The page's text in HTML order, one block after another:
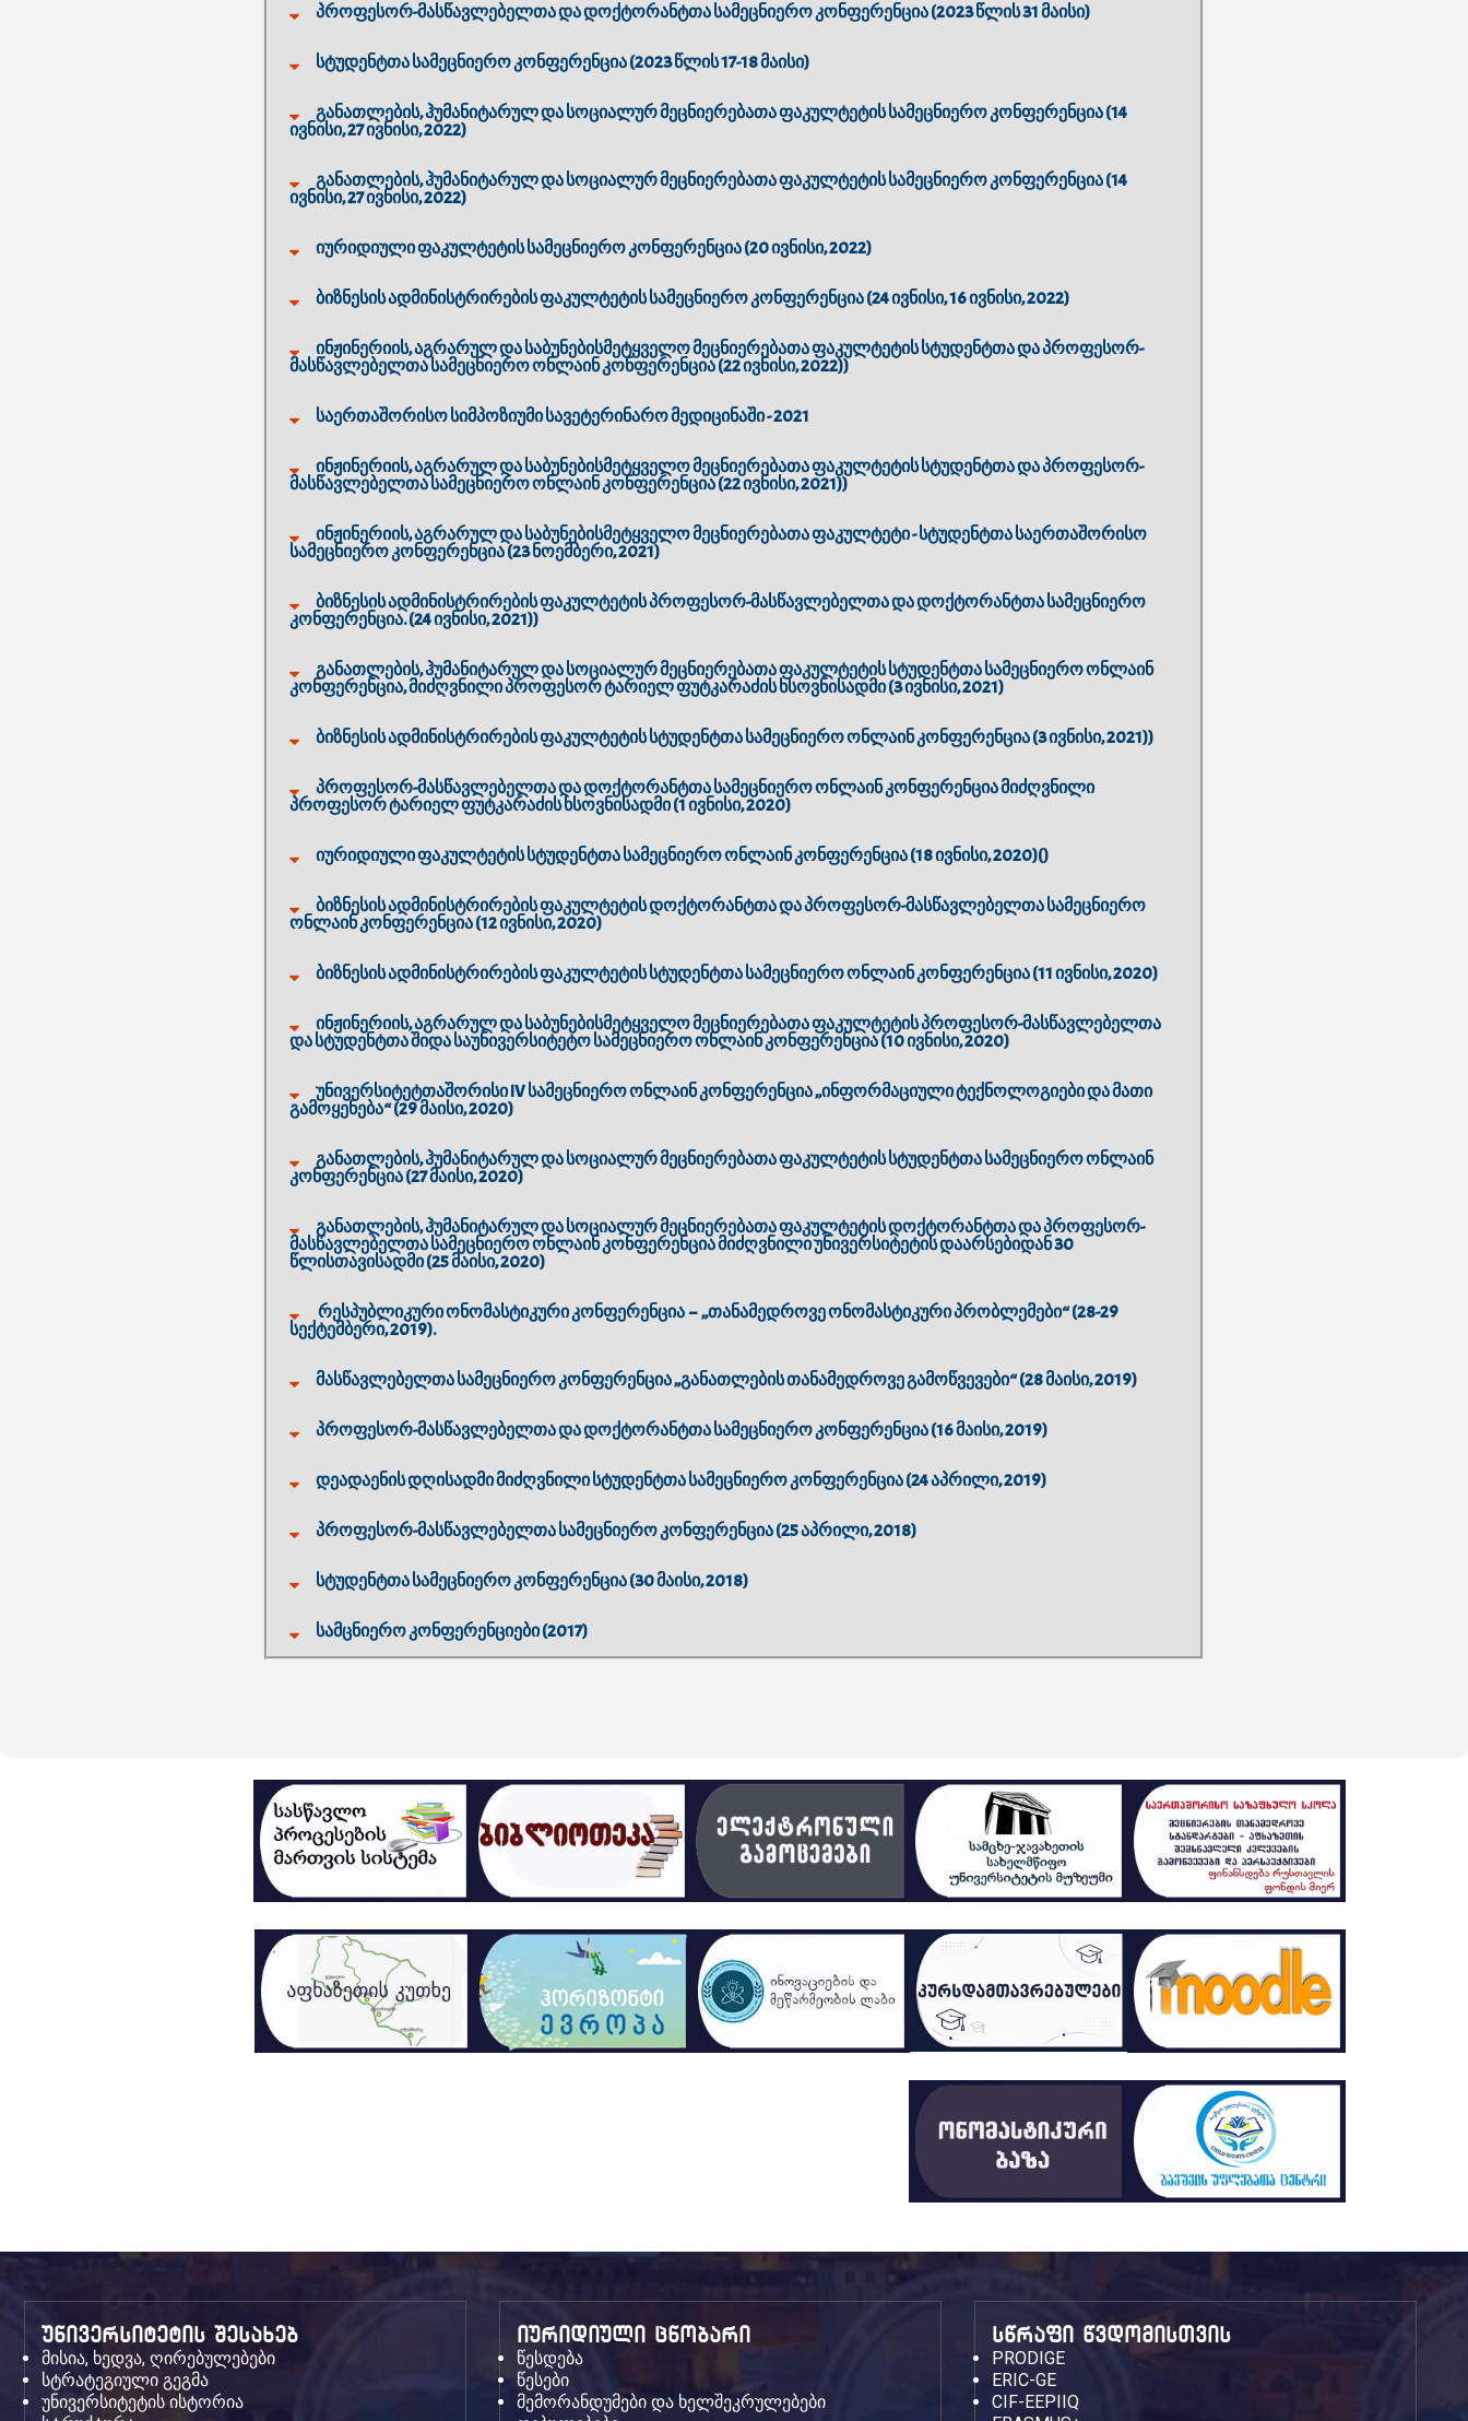
პროფესორ-მასწავლებელთა და დოქტორანტთა სამეცნიერო კონფერენცია (2023 წლის 31 მაისი)
სტუდენტთა სამეცნიერო კონფერენცია (2023 წლის 17-18 მაისი)
განათლების, ჰუმანიტარულ და სოციალურ მეცნიერებათა ფაკულტეტის სამეცნიერო კონფერენცია (14
ივნისი, 27 ივნისი, 2022)
განათლების, ჰუმანიტარულ და სოციალურ მეცნიერებათა ფაკულტეტის სამეცნიერო კონფერენცია (14
ივნისი, 27 ივნისი, 2022)
იურიდიული ფაკულტეტის სამეცნიერო კონფერენცია (20 ივნისი, 2022)
ბიზნესის ადმინისტრირების ფაკულტეტის სამეცნიერო კონფერენცია (24 ივნისი, 16 ივნისი, 2022)
ინჟინერიის, აგრარულ და საბუნებისმეტყველო მეცნიერებათა ფაკულტეტის სტუდენტთა და პროფესორ-
მასწავლებელთა სამეცნიერო ონლაინ კონფერენცია (22 ივნისი, 2022))
საერთაშორისო სიმპოზიუმი სავეტერინარო მედიცინაში - 2021
ინჟინერიის, აგრარულ და საბუნებისმეტყველო მეცნიერებათა ფაკულტეტის სტუდენტთა და პროფესორ-
მასწავლებელთა სამეცნიერო ონლაინ კონფერენცია (22 ივნისი, 2021))
ინჟინერიის, აგრარულ და საბუნებისმეტყველო მეცნიერებათა ფაკულტეტი - სტუდენტთა საერთაშორისო
სამეცნიერო კონფერენცია (23 ნოემბერი, 2021)
ბიზნესის ადმინისტრირების ფაკულტეტის პროფესორ-მასწავლებელთა და დოქტორანტთა სამეცნიერო
კონფერენცია. (24 ივნისი, 2021))
განათლების, ჰუმანიტარულ და სოციალურ მეცნიერებათა ფაკულტეტის სტუდენტთა სამეცნიერო ონლაინ
კონფერენცია, მიძღვნილი პროფესორ ტარიელ ფუტკარაძის ხსოვნისადმი (3 ივნისი, 2021)
ბიზნესის ადმინისტრირების ფაკულტეტის სტუდენტთა სამეცნიერო ონლაინ კონფერენცია (3 ივნისი, 2021))
პროფესორ-მასწავლებელთა და დოქტორანტთა სამეცნიერო ონლაინ კონფერენცია მიძღვნილი
პროფესორ ტარიელ ფუტკარაძის ხსოვნისადმი (1 ივნისი, 2020)
იურიდიული ფაკულტეტის სტუდენტთა სამეცნიერო ონლაინ კონფერენცია (18 ივნისი, 2020)()
ბიზნესის ადმინისტრირების ფაკულტეტის დოქტორანტთა და პროფესორ-მასწავლებელთა სამეცნიერო
ონლაინ კონფერენცია (12 ივნისი, 2020)
ბიზნესის ადმინისტრირების ფაკულტეტის სტუდენტთა სამეცნიერო ონლაინ კონფერენცია (11 ივნისი, 2020)
ინჟინერიის, აგრარულ და საბუნებისმეტყველო მეცნიერებათა ფაკულტეტის პროფესორ-მასწავლებელთა
და სტუდენტთა შიდა საუნივერსიტეტო სამეცნიერო ონლაინ კონფერენცია (10 ივნისი, 2020)
უნივერსიტეტთაშორისი IV სამეცნიერო ონლაინ კონფერენცია „ინფორმაციული ტექნოლოგიები და მათი
გამოყენება“ (29 მაისი, 2020)
განათლების, ჰუმანიტარულ და სოციალურ მეცნიერებათა ფაკულტეტის სტუდენტთა სამეცნიერო ონლაინ
კონფერენცია (27 მაისი, 2020)
განათლების, ჰუმანიტარულ და სოციალურ მეცნიერებათა ფაკულტეტის დოქტორანტთა და პროფესორ-
მასწავლებელთა სამეცნიერო ონლაინ კონფერენცია მიძღვნილი უნივერსიტეტის დაარსებიდან 30
წლისთავისადმი (25 მაისი, 2020)
რესპუბლიკური ონომასტიკური კონფერენცია – „თანამედროვე ონომასტიკური პრობლემები“ (28-29
სექტემბერი, 2019).
მასწავლებელთა სამეცნიერო კონფერენცია „განათლების თანამედროვე გამოწვევები“ (28 მაისი, 2019)
პროფესორ-მასწავლებელთა და დოქტორანტთა სამეცნიერო კონფერენცია (16 მაისი, 2019)
დეადაენის დღისადმი მიძღვნილი სტუდენტთა სამეცნიერო კონფერენცია (24 აპრილი, 2019)
პროფესორ-მასწავლებელთა სამეცნიერო კონფერენცია (25 აპრილი, 2018)
სტუდენტთა სამეცნიერო კონფერენცია (30 მაისი, 2018)
სამცნიერო კონფერენციები (2017)
უნივერსიტეტის შესახებ
მისია, ხედვა, ღირებულებები
სტრატეგიული გეგმა
უნივერსიტეტის ისტორია
იურიდიული ცნობარი
წესდება
წესები
მემორანდუმები და ხელშეკრულებები
სწრაფი წვდომისთვის
PRODIGE
ERIC-GE
CIF-EEPIIQ